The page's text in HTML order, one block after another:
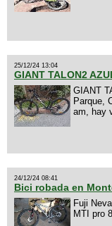
25/12/24 13:04
GIANT TALON2
GIANT
Parque,
am, hay
24/12/24 08:41
Bici robada en
Fuji
MTI pro